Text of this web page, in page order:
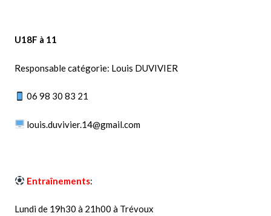
U18F à 11
Responsable catégorie: Louis DUVIVIER
06 98 30 83 21
louis.duvivier.14@gmail.com
Entraînements:
Lundi de 19h30 à 21h00 à Trévoux